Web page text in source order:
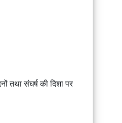
तथा संघर्ष की दिशा पर